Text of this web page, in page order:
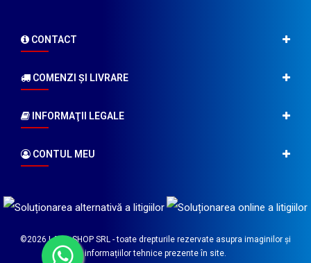
CONTACT
COMENZI ŞI LIVRARE
INFORMAŢII LEGALE
CONTUL MEU
©2026LABO SHOP SRL - toate drepturile rezervate asupra imaginilor și
informațiilor tehnice prezente în site.